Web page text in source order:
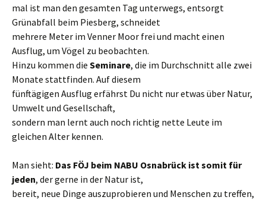
mal ist man den gesamten Tag unterwegs, entsorgt
Grünabfall beim Piesberg, schneidet
mehrere Meter im Venner Moor frei und macht einen
Ausflug, um Vögel zu beobachten.
Hinzu kommen die Seminare, die im Durchschnitt alle zwei
Monate stattfinden. Auf diesem
fünftägigen Ausflug erfährst Du nicht nur etwas über Natur,
Umwelt und Gesellschaft,
sondern man lernt auch noch richtig nette Leute im
gleichen Alter kennen.
Man sieht: Das FÖJ beim NABU Osnabrück ist somit für
jeden, der gerne in der Natur ist,
bereit, neue Dinge auszuprobieren und Menschen zu treffen,